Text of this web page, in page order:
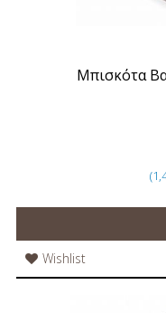
Μπισκότα
Wishlist